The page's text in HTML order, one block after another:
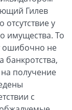
Гилев
у
имущества. То
ошибочно не
получение
с